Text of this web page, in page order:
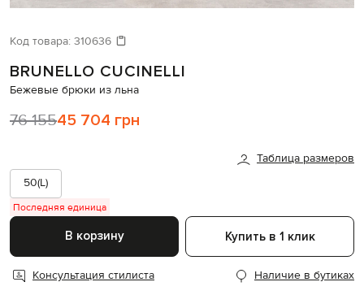
Давайте подберем что-то еще
Похожие товары
Код товара: 310636
BRUNELLO CUCINELLI
Бежевые брюки из льна
76 15545 704 грн
Таблица размеров
50(L)
Последняя единица
В корзину Купить в 1 клик
Консультация стилиста Наличие в бутиках